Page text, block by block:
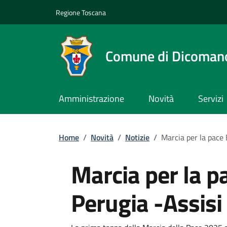
Regione ToscanaSlim top
Comune di
Amministrazione Novità Servizi
Briciole di pane
Home / Novità / Notizie / Marcia per la
Marcia per la
Perugia -Assisi